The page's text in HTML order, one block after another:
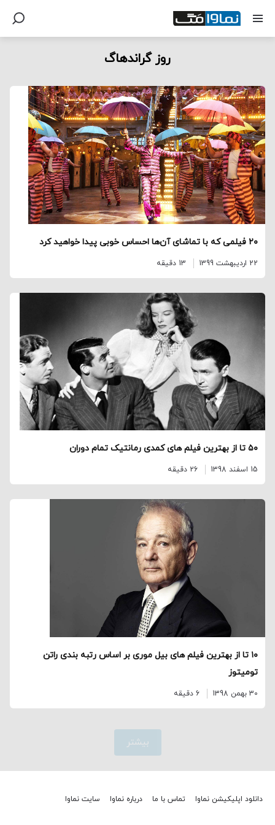
روز گراندهاگ
۲۰ فیلمی که با تماشای آن‌ها احساس خوبی پیدا خواهید کرد
22 اردیبهشت 1399 13 دقیقه
۵۰ تا از بهترین فیلم‌ های کمدی رمانتیک تمام دوران
15 اسفند 1398 26 دقیقه
۱۰ تا از بهترین فیلم‌ های بیل موری بر اساس رتبه‌ بندی راتن
تومیتوز
30 بهمن 1398 6 دقیقه
بیشتر
دانلود اپلیکیشن نماوا تماس با ما درباره نماوا سایت نماوا